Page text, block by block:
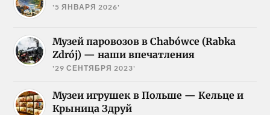
'5 ЯНВАРЯ 2026'
Музей паровозов в Chabówce (Rabka
Zdrój) — наши впечатления
'29 СЕНТЯБРЯ 2023'
Музеи игрушек в Польше — Кельце и
Крыница Здруй